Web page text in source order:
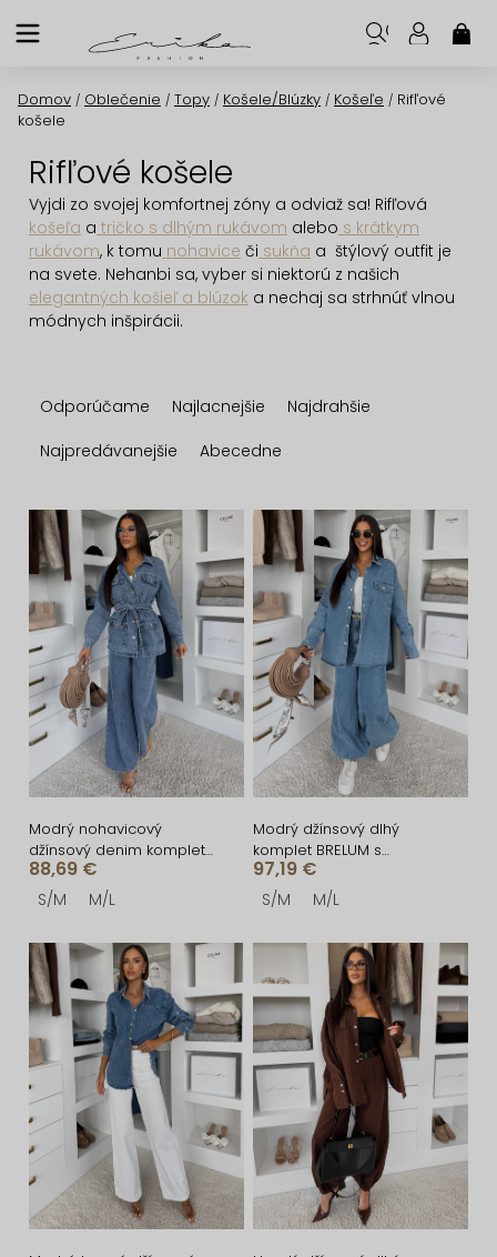
na
Domov / Oblečenie / Topy / Košele/Blúzky / Košeľe / Rifľové
košele
Rifľové košele
Vyjdi zo svojej komfortnej zóny a odviaž sa! Rifľová
košeľa a tričko s dlhým rukávom alebo s krátkym
rukávom, k tomu nohavice či sukňa a štýlový outfit je
na svete. Nehanbi sa, vyber si niektorú z našich
elegantných košieľ a blúzok a nechaj sa strhnúť vlnou
módnych inšpirácii.
a
d
n
i
e
p
r
o
d
u
k
t
o
v
Odporúčame Najlacnejšie
Najdrahšie
Najpredávanejšie
Abecedne
V
ý
p
i
s
p
r
o
d
u
k
o
v
Modrý nohavicový
džínsový denim komplet
ZYLORA s košeľou
88,69 €
S/M M/L
Modrý džínsový dlhý
komplet BRELUM s
košeľou
97,19 €
S/M M/L